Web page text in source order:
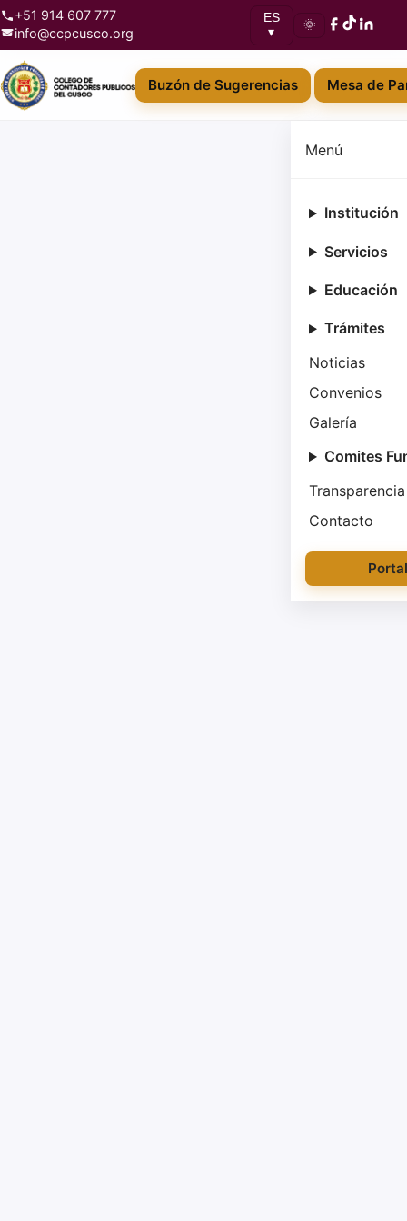
+51 914 607 777
info@ccpcusco.org
ES
▾
🌞
Buzón de Sugerencias Mesa de
Menú
Institución
Servicios
Educación
Trámites
Noticias
Convenios
Galería
Comites
Transparencia
Contacto